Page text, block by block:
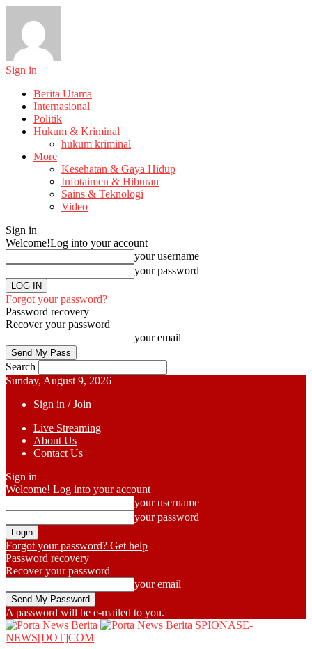
Sign in
Berita Utama
Internasional
Politik
Hukum & Kriminal
hukum kriminal
More
Kesehatan & Gaya Hidup
Infotaimen & Hiburan
Sains & Teknologi
Video
Sign in
Welcome!Log into your account
your username
your password
Forgot your password?
Password recovery
Recover your password
your email
Search
Sunday, August 9, 2026
Sign in / Join
Live Streaming
About Us
Contact Us
Sign in
Welcome! Log into your account
your username
your password
Forgot your password? Get help
Password recovery
Recover your password
your email
A password will be e-mailed to you.
SPIONASE-
NEWS[DOT]COM